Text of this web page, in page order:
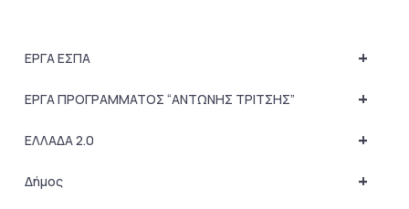
+
ΕΡΓΑ ΕΣΠΑ
+
ΕΡΓΑ ΠΡΟΓΡΑΜΜΑΤΟΣ “ΑΝΤΩΝΗΣ ΤΡΙΤΣΗΣ”
+
ΕΛΛΑΔΑ 2.0
+
Δήμος